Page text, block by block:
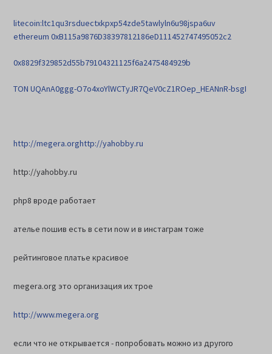
litecoin:ltc1qu3rsduectxkpxp54zde5tawlyln6u98jspa6uv
ethereum 0xB115a9876D38397812186eD111452747495052c2
0x8829f329852d55b79104321125f6a2475484929b
TON UQAnA0ggg-O7o4xoYlWCTyJR7QeV0cZ1ROep_HEANnR-bsgI
http://megera.orghttp://yahobby.ru
http://yahobby.ru
php8 вроде работает
ателье пошив есть в сети now и в инстаграм тоже
рейтинговое платье красивое
megera.org это организация их трое
http://www.megera.org
если что не открывается - попробовать можно из другого